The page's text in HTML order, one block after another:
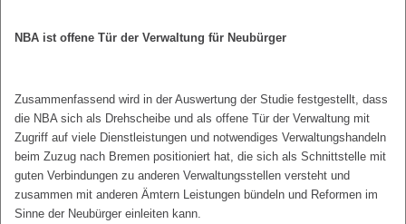
NBA ist offene Tür der Verwaltung für Neubürger
Zusammenfassend wird in der Auswertung der Studie festgestellt, dass
die NBA sich als Drehscheibe und als offene Tür der Verwaltung mit
Zugriff auf viele Dienstleistungen und notwendiges Verwaltungshandeln
beim Zuzug nach Bremen positioniert hat, die sich als Schnittstelle mit
guten Verbindungen zu anderen Verwaltungsstellen versteht und
zusammen mit anderen Ämtern Leistungen bündeln und Reformen im
Sinne der Neubürger einleiten kann.